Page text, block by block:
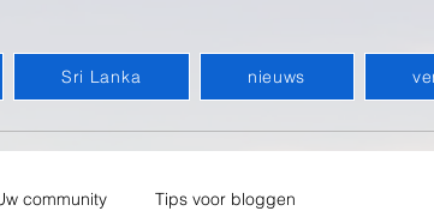
Sri Lanka nieuws
community Tips voor bloggen